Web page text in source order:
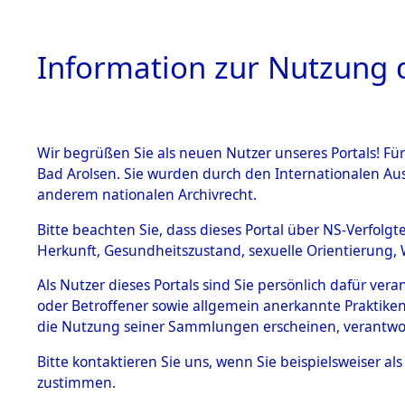
HOME
BESTÄNDE
Inhaftierungsdoku
mente
1.2.9 Beim ITS
verwahrte
1.2.9.1
Effekten aus
0033
Information zur Nutzung
Wir begrüßen Sie als neuen Nutzer unseres Portals!
Bad Arolsen. Sie wurden durch den Internationalen
anderem nationalen Archivrecht.
Bitte beachten Sie, dass dieses Portal über NS-
Herkunft, Gesundheitszustand, sexuelle
Als Nutzer dieses Portals sind Sie persönlich dafür
oder Betroffener sowie allgemein anerkannte
die Nutzung seiner Sammlungen erscheinen,
Bitte kontaktieren Sie uns, wenn Sie beispielsweiser
zustimmen.